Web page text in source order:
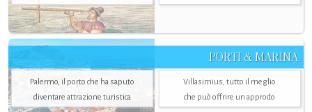
PORTI & MARINA
Palermo, il porto che ha saputo
diventare attrazione turistica
Villasimius, tutto il meglio
che può offrire un approdo